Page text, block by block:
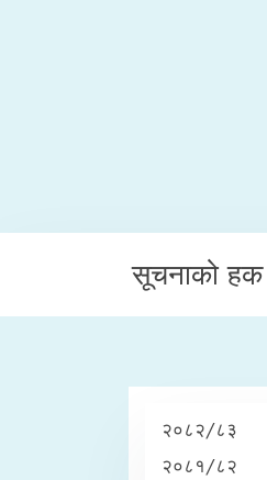
सूचनाको हक
२०८२/८३
२०८१/८२